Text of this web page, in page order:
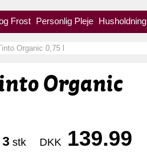
Frost Personlig Pleje Husholdning
Organic 0,75 l
Organic
3 stk DKK 139.99